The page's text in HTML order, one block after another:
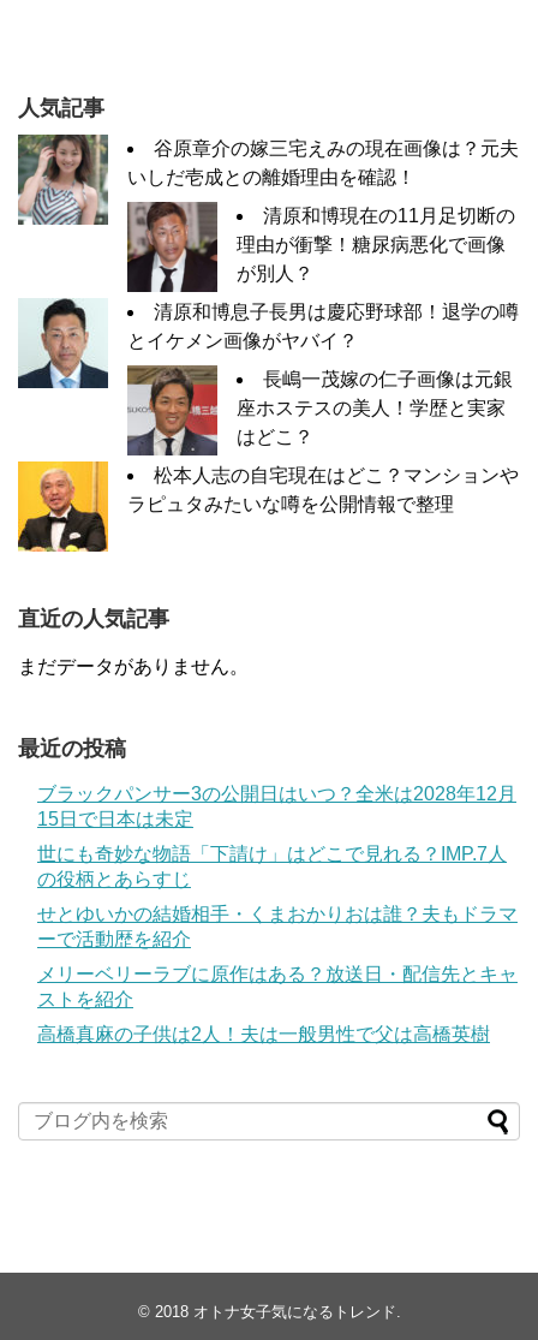
人気記事
谷原章介の嫁三宅えみの現在画像は？元夫
いしだ壱成との離婚理由を確認！
清原和博現在の11月足切断の
理由が衝撃！糖尿病悪化で画像
が別人？
清原和博息子長男は慶応野球部！退学の噂
とイケメン画像がヤバイ？
長嶋一茂嫁の仁子画像は元銀
座ホステスの美人！学歴と実家
はどこ？
松本人志の自宅現在はどこ？マンションや
ラピュタみたいな噂を公開情報で整理
直近の人気記事
まだデータがありません。
最近の投稿
ブラックパンサー3の公開日はいつ？全米は2028年12月
15日で日本は未定
世にも奇妙な物語「下請け」はどこで見れる？IMP.7人
の役柄とあらすじ
せとゆいかの結婚相手・くまおかりおは誰？夫もドラマ
ーで活動歴を紹介
メリーベリーラブに原作はある？放送日・配信先とキャ
ストを紹介
高橋真麻の子供は2人！夫は一般男性で父は高橋英樹
© 2018 オトナ女子気になるトレンド.